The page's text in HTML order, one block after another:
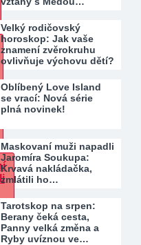
Velký rodičovský
horoskop: Jak vaše
znamení zvěrokruhu
ovlivňuje výchovu dětí?
Oblíbený Love Island
se vrací: Nová série
plná novinek!
Maskovaní muži napadli
Jaromíra Soukupa:
Krvavá nakládačka,
zmlátili ho…
Tarotskop na srpen:
Berany čeká cesta,
Panny velká změna a
Ryby uvíznou ve…